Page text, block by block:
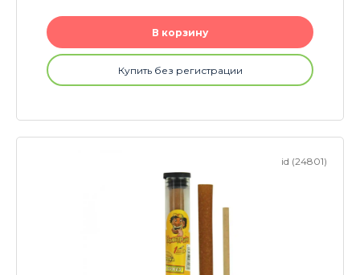
В корзину
Купить без регистрации
id (24801)